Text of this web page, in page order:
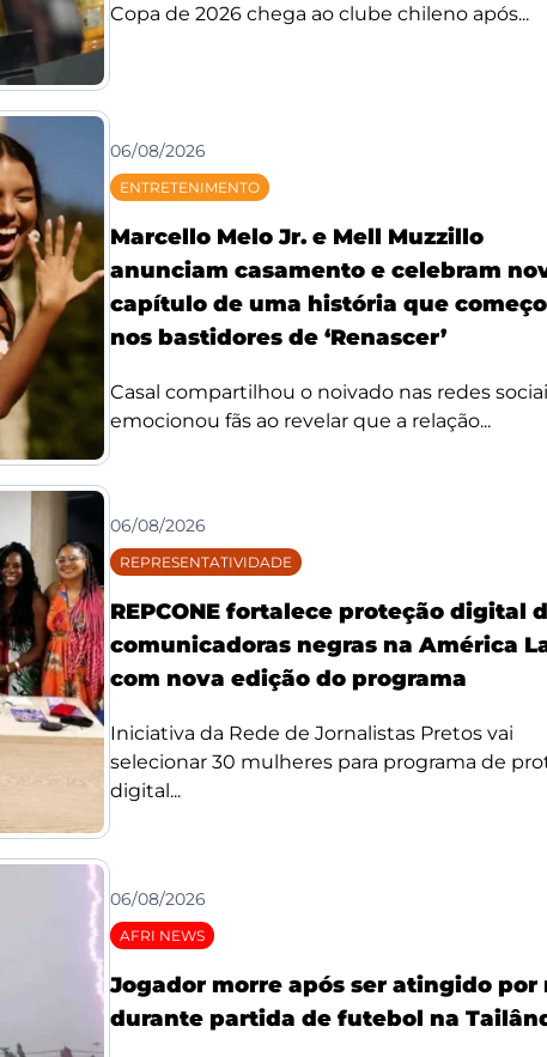
Copa de 2026 chega ao clube chileno após...
06/08/2026
ENTRETENIMENTO
Marcello Melo Jr. e Mell Muzzillo
anunciam casamento e celebram
capítulo de uma história que
nos bastidores de ‘Renascer’
Casal compartilhou o noivado nas redes
emocionou fãs ao revelar que a relação...
06/08/2026
REPRESENTATIVIDADE
REPCONE fortalece proteção digital
comunicadoras negras na América
com nova edição do programa
Iniciativa da Rede de Jornalistas Pretos vai
selecionar 30 mulheres para programa de
digital...
06/08/2026
AFRI NEWS
Jogador morre após ser atingido por
durante partida de futebol na